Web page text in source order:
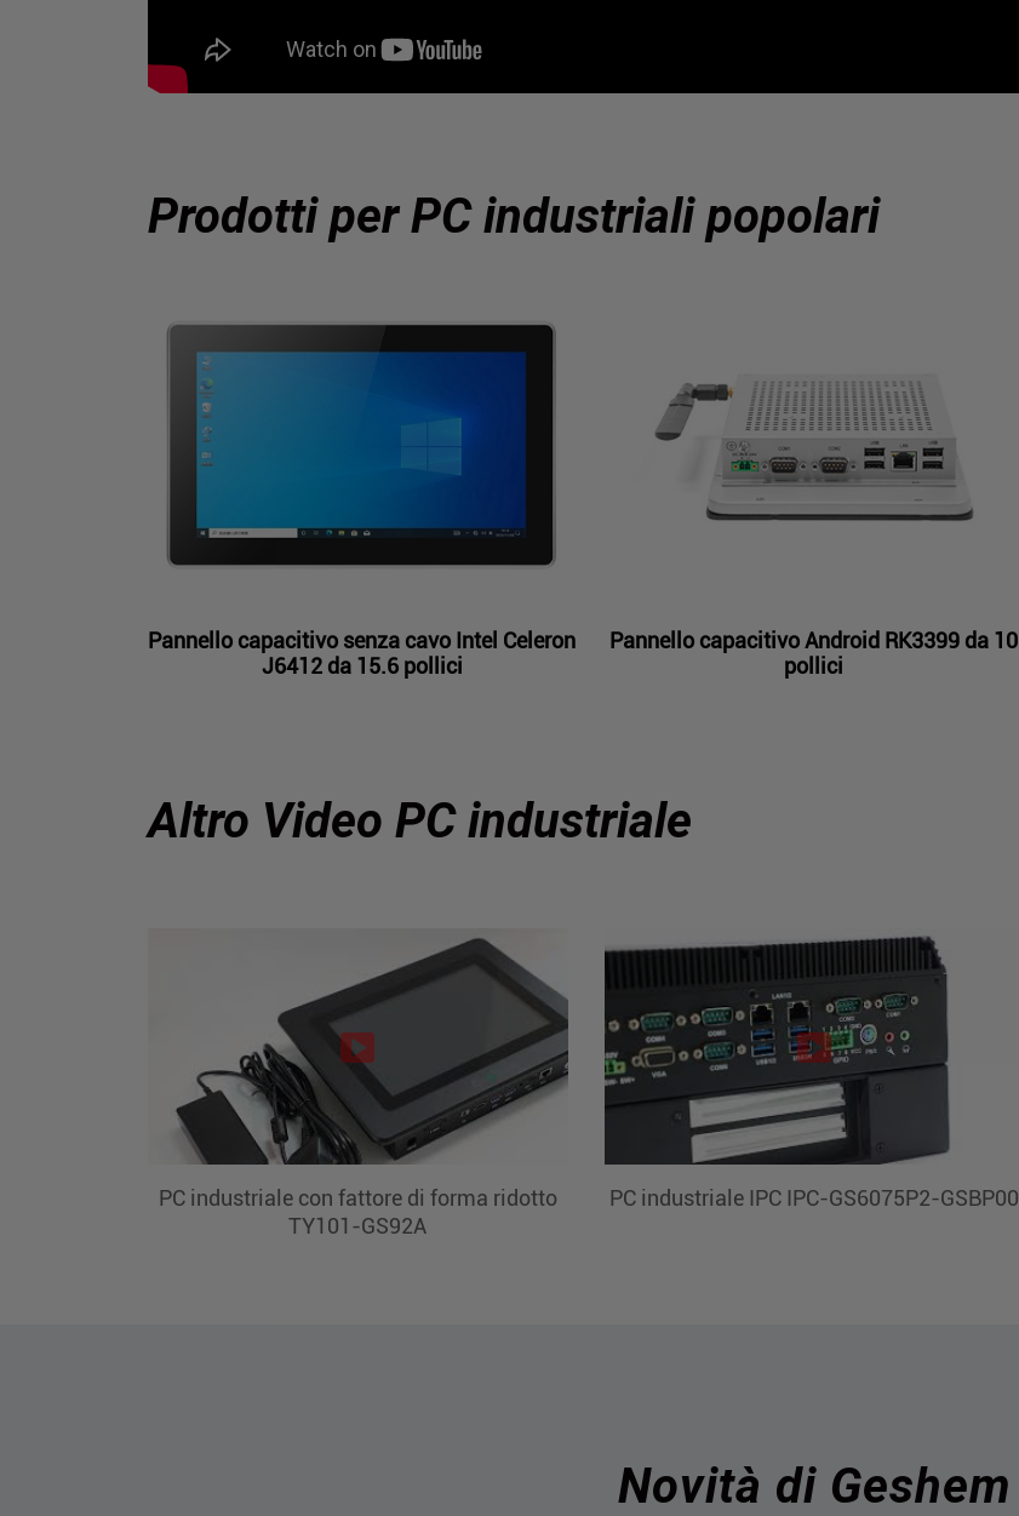
Prodotti per PC industriali popolari
Pannello capacitivo senza cavo Intel Celeron
J6412 da 15.6 pollici
Pannello capacitivo Android RK3399 da 10
pollici
Altro Video PC industriale

PC industriale con fattore di forma ridotto
TY101-GS92A

PC industriale IPC IPC-GS6075P2-GSBP00
Novità di Geshem